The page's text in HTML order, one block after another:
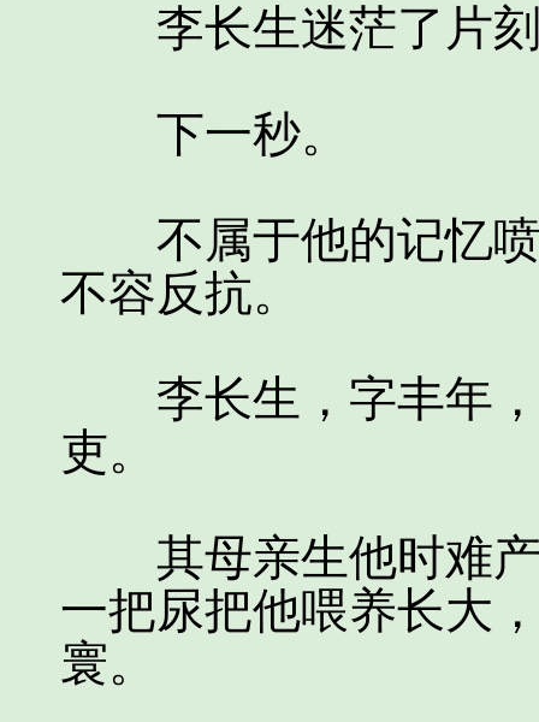
李长生迷茫了片
下一秒。
不属于他的记忆喷
不容反抗。
李长生，字丰年，
吏。
其母亲生他时难产
一把尿把他喂养长大
寰。